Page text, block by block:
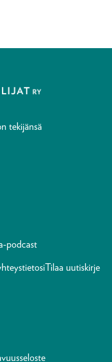
tekijänsä
podcast
Tilaa uutiskirje
f in
Bluesky